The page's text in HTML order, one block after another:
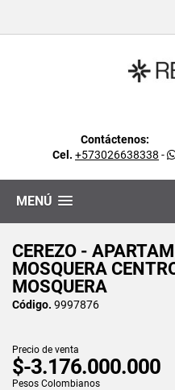
Contáctenos:
Cel. +573026638338 -
MENÚ
CEREZO -
MOSQUERA
MOSQUERA
Código. 9997876
Precio de venta
$-3.176.000.000
Pesos Colombianos